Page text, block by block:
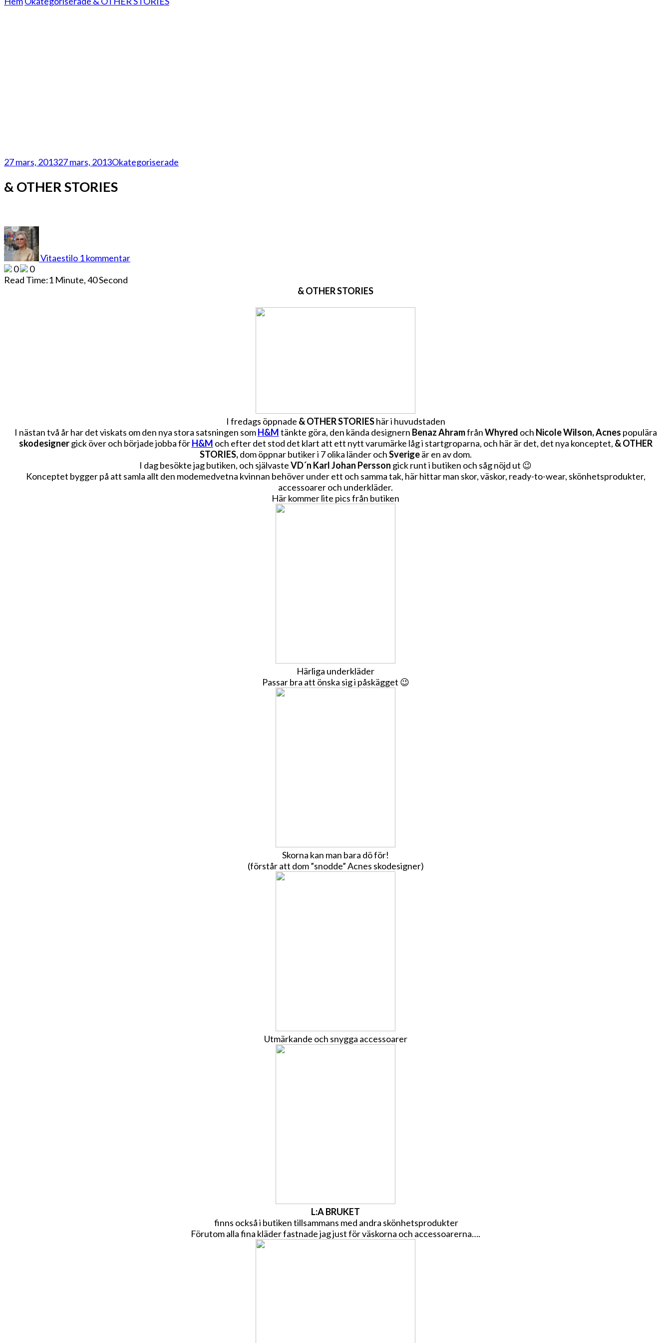
27 mars, 201327 mars, 2013Okategoriserade
& OTHER STORIES
Vitaestilo 1 kommentar
STORIES
0
0
Read Time:1 Minute, 40 Second
& OTHER STORIES
I fredags öppnade & OTHER STORIEShär i huvudstaden
I nästan två år har det viskats om den nya stora satsningen somH&Mtänkte göra, den kända designern Benaz AhramfrånWhyred och Nicole Wilson, Acnes populära
skodesignergick över och började jobba förH&M och efter det stod det klart att ett nytt varumärke låg i startgroparna, och här är det, det nya konceptet, & OTHER
STORIES,dom öppnar butiker i 7 olika länder ochSverigeär en av dom.
I dag besökte jag butiken, och självasteVD´n Karl Johan Persson gick runt i butiken och såg nöjd ut 😉
Konceptet bygger på att samla allt den modemedvetna kvinnan behöver under ett och samma tak, här hittar man skor, väskor, ready-to-wear, skönhetsprodukter,
accessoarer och underkläder.
Här kommer lite pics från butiken
Härliga underkläder
Passar bra att önska sig i påskägget 😉
Skorna kan man bara dö för!
(förstår att dom ”snodde” Acnes skodesigner)
Utmärkande och snygga accessoarer
L:A BRUKET
finns också i butiken tillsammans med andra skönhetsprodukter
Förutom alla fina kläder fastnade jag just för väskorna och accessoarerna….